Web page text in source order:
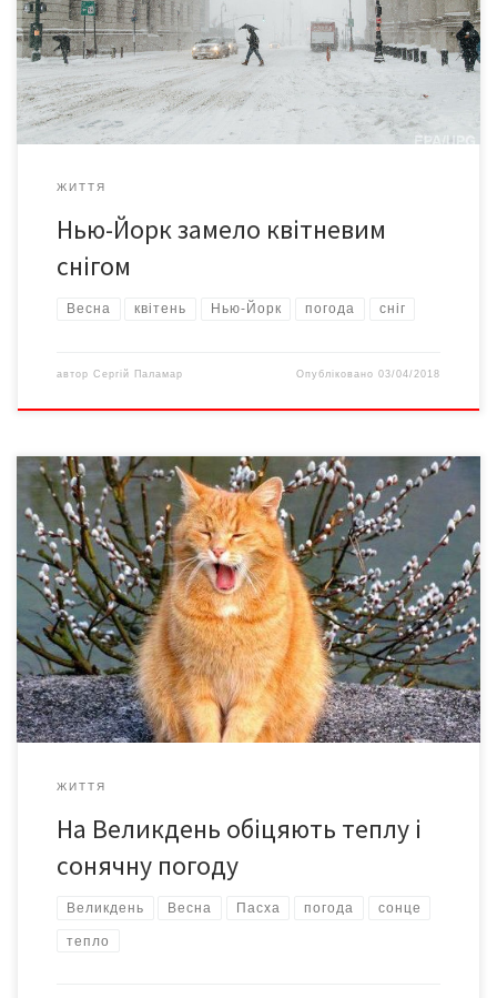
то цього місяця такі опади вже не викликають позитивних
емоцій. Адже востаннє такі замети у квітні тут були 12 років
тому. Перенесені спортивні […]
ЖИТТЯ
Нью-Йорк замело квітневим
снігом
Весна квітень Нью-Йорк погода сніг
автор Сергій Паламар Опубліковано03/04/2018
В Україні до кінця тижня буде сухо, сонячно і тепло.
Температура підніматиметься у денні години до +15+22
градусів. Про це повідомила у Facebook синоптик Наталка
Діденко. “Тиждень цей – особливий. Передвеликодній. Так
приємно поділитися прогнозом погоди, який обіцяє просто
синоптичну розкіш. Лише завтра у східних областях
атмосферний фронт організує дощі. […]
ЖИТТЯ
На Великдень обіцяють теплу і
сонячну погоду
Великдень Весна Пасха погода сонце
тепло